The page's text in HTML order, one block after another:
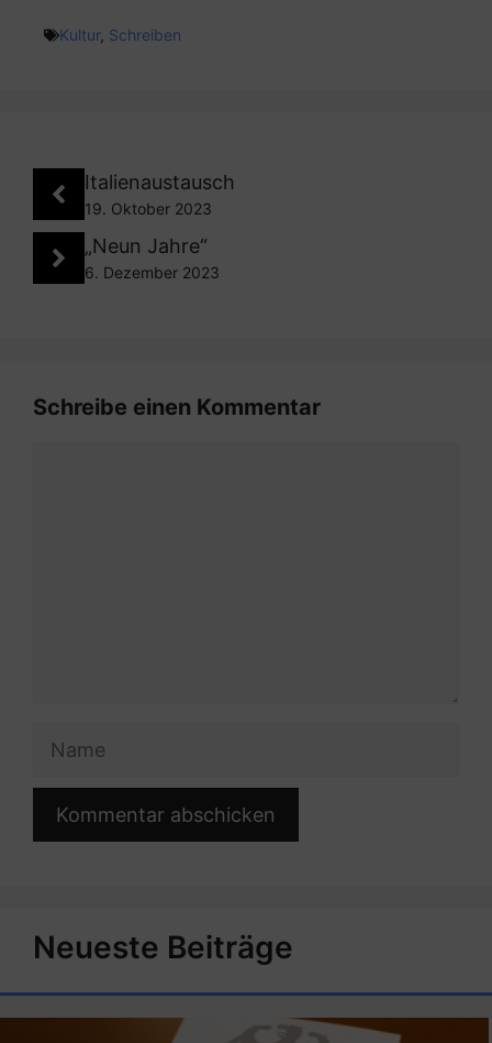
Kultur, Schreiben
Italienaustausch
19. Oktober 2023
„Neun Jahre“
6. Dezember 2023
Schreibe einen Kommentar
Neueste Beiträge